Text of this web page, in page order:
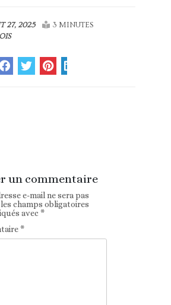
27, 2025
3 MINUTES
un commentaire
e-mail ne sera pas
les champs obligatoires
avec*
*